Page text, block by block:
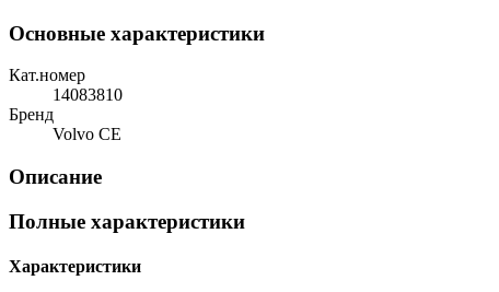
Основные характеристики
Кат.номер
14083810
Бренд
Volvo CE
Описание
Полные характеристики
Характеристики